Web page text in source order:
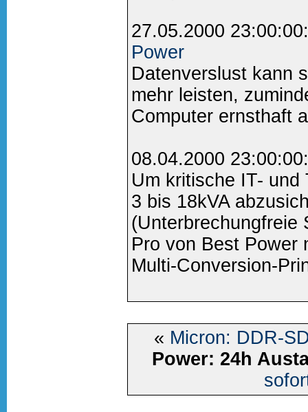
27.05.2000
Power
Datenverslust kann
mehr leisten,
Computer ernsthaft
08.04.2000
Um kritische IT- und
3 bis 18kVA
(Unterbrechungfreie
Pro von Best Power
Multi-Conversion-
« Micron: DDR-
Power: 24h